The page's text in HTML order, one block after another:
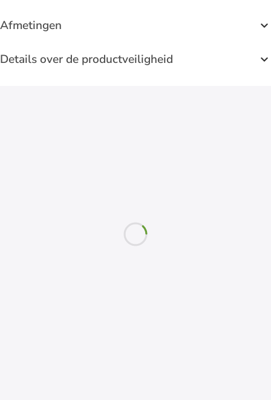
Afmetingen
Details over de productveiligheid